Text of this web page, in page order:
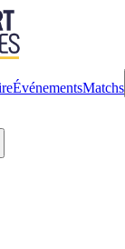
ÉvénementsMatchs